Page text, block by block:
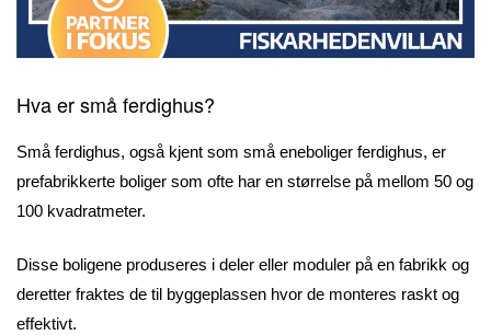
Hva er små ferdighus?
Små ferdighus, også kjent som små eneboliger ferdighus, er
prefabrikkerte boliger som ofte har en størrelse på mellom 50 og
100 kvadratmeter.
Disse boligene produseres i deler eller moduler på en fabrikk og
deretter fraktes de til byggeplassen hvor de monteres raskt og
effektivt.